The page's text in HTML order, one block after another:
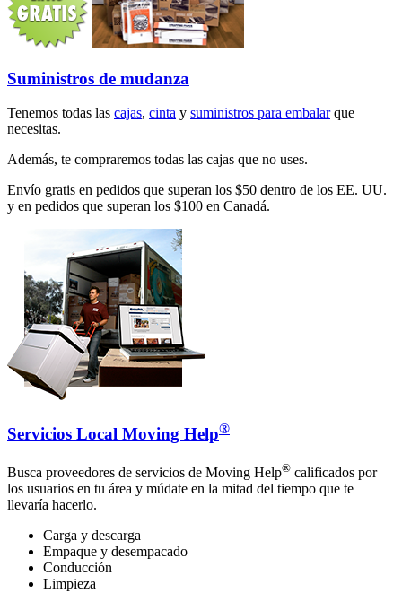
Suministros de mudanza
Tenemos todas las cajas, cinta y suministros para embalarque
necesitas.
Además, te compraremos todas las cajas que no uses.
Envío gratis en pedidos que superan los $50 dentro de los EE. UU.
y en pedidos que superan los $100 en Canadá.
Servicios Local Moving Help®
Busca proveedores de servicios de Moving Help® calificados por
los usuarios en tu área y múdate en la mitad del tiempo que te
llevaría hacerlo.
Carga y descarga
Empaque y desempacado
Conducción
Limpieza